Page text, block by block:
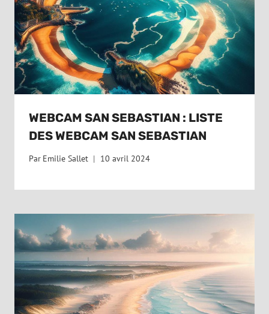
WEBCAM SAN SEBASTIAN : LISTE
DES WEBCAM SAN SEBASTIAN
Par Emilie Sallet 10 avril 2024